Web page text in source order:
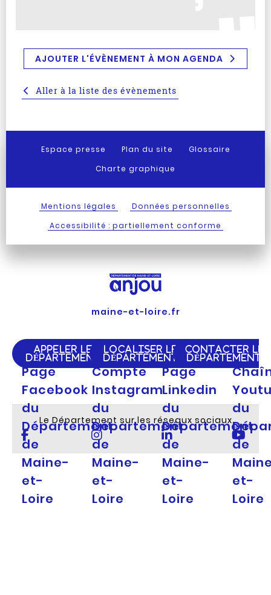
AJOUTER L'ÉVÈNEMENT À MON AGENDA
Aller à la liste des évènements
Espace presse Plan du site
Glossaire
Charte graphique
Mentions légales
Données personnelles
Accessibilité : partiellement conforme
maine-et-loire.fr
APPELER LE
DÉPARTEMENT
LOCALISER LE
DÉPARTEMENT
CONTACTER LE
DÉPARTEMENT
Le Département sur les réseaux sociaux
Page
Facebook
du
Département
de
Maine-
et-
Loire
Compte
Instagram
du
Département
de
Maine-
et-
Loire
Page
Linkedin
du
Département
de
Maine-
et-
Loire
du
de
et-
Loire